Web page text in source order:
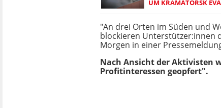
UM KRAMATORSK
"An drei Orten im Süden und
blockieren Unterstützer:innen
Morgen in einer
Nach Ansicht der Aktivisten
Profitinteressen geopfert".